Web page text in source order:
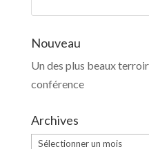
Nouveau
Un des plus beaux
conférence
Archives
Archives